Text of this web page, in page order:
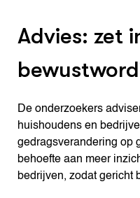
Advies: zet
De onderzoekers
huishoudens en
gedragsverandering op
behoefte aan meer
bedrijven, zodat gericht